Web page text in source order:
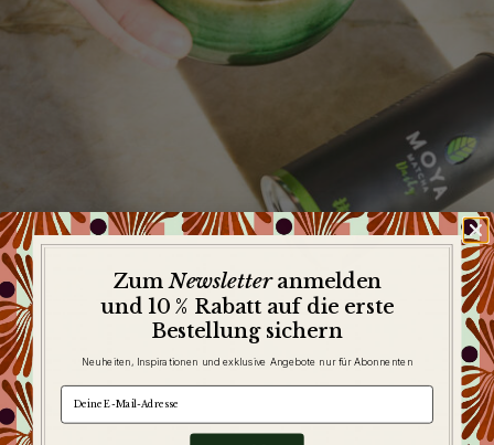
ZumNewsletteranmelden
und 10 % Rabatt auf die erste
Bestellung sichern
Neuheiten, Inspirationen und exklusive Angebote nur für Abonnenten
e-mail